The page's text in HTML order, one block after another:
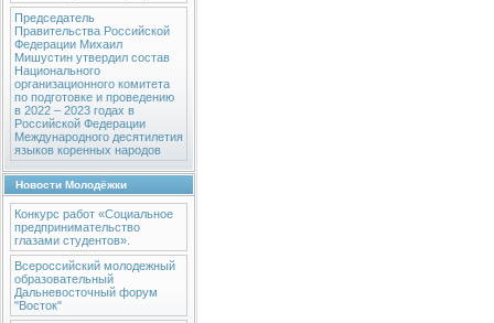
Председатель
Правительства Российской
Федерации Михаил
Мишустин утвердил состав
Национального
организационного комитета
по подготовке и проведению
в 2022 – 2023 годах в
Российской Федерации
Международного десятилетия
языков коренных народов
Новости Молодёжки
Конкурс работ «Социальное
предпринимательство
глазами студентов».
Всероссийский молодежный
образовательный
Дальневосточный форум
"Восток"